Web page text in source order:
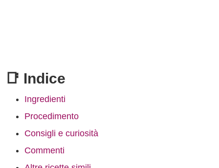
📑 Indice
Ingredienti
Procedimento
Consigli e curiosità
Commenti